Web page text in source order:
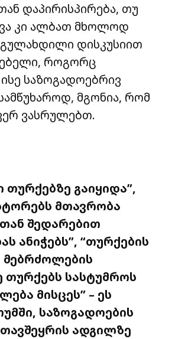
დაპირისპირება, თუ
კი ალბათ მხოლოდ
დისკუსიით
როგორც
საზოგადოებრივ
მგონია, რომ
ვასრულებთ.
გაიყიდა”,
მთავრობა
შედარებით
ანიჭებს”, “თურქების
მებრძოლების
თურქებს სასტუმროს
მისცეს” – ეს
საზოგადოების
ადგილზე